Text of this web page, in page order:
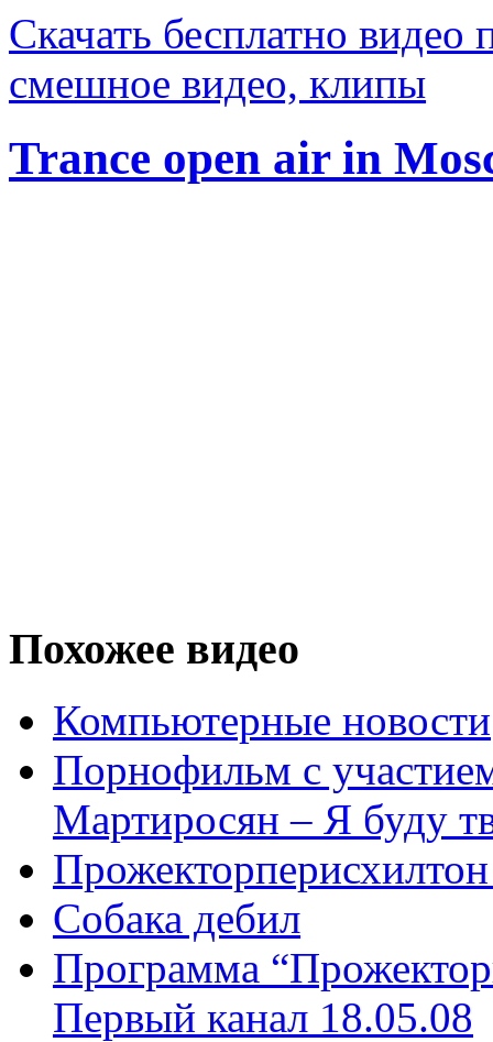
Скачать бесплатно
смешное видео, клипы
Trance open air in
Похожее видео
Компьютерные новости
Порнофильм с
Мартиросян – Я буду
Собака дебил
Программа
Первый канал 18.05.08